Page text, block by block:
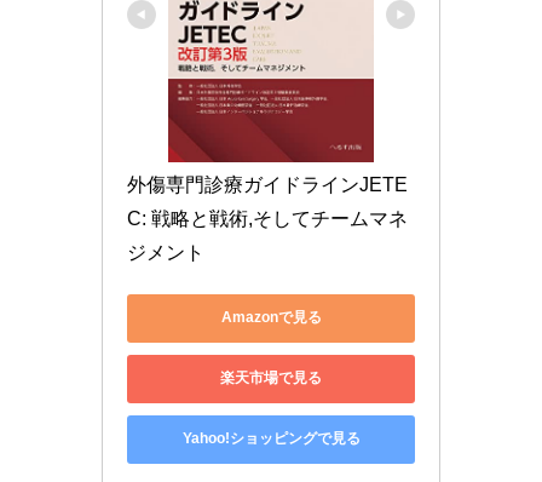
外傷専門診療ガイドラインJETE
C: 戦略と戦術,そしてチームマネ
ジメント
Amazonで見る
楽天市場で見る
Yahoo!ショッピングで見る